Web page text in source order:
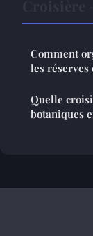
Comment
les réserves
Quelle
botaniques